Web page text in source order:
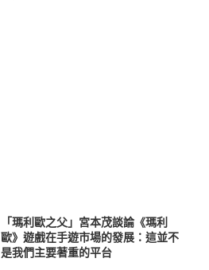
「瑪利歐之父」宮本茂談論《瑪利
歐》遊戲在手遊市場的發展：這並不
是我們主要著重的平台